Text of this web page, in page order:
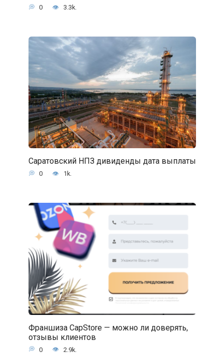
0 3.3k.
Саратовский НПЗ дивиденды дата выплаты
0 1k.
Франшиза CapStore — можно ли доверять,
отзывы клиентов
0 2.9k.